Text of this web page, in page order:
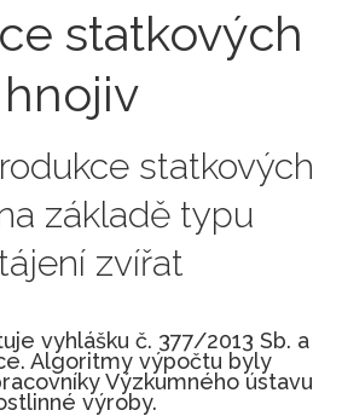
statkových
hnojiv
statkových
základě typu
zvířat
vyhlášku č. 377/2013 Sb. a
Algoritmy výpočtu byly
Výzkumného ústavu
výroby.